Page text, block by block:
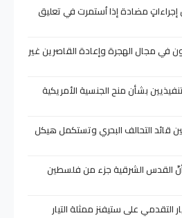
إجراءاتٍ مضادة إذا اُستمرت في تعليق
في مجال الهجرة وإعادة القاصرين غير
بشأن منح الجنسية الأمريكية
قائد التحالف البحري وتستكمل هيكل
القدس الشرقية جزء من فلسطين
التقدمي على ستيفنز ممثلة التيار